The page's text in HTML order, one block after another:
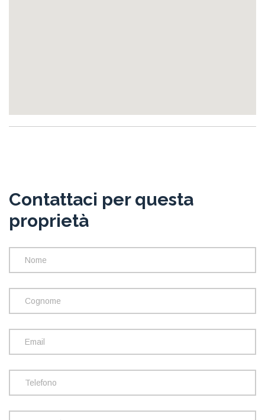
Contattaci per questa
proprietà